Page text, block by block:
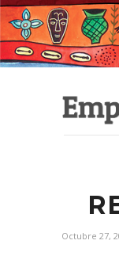
Octubre 27,